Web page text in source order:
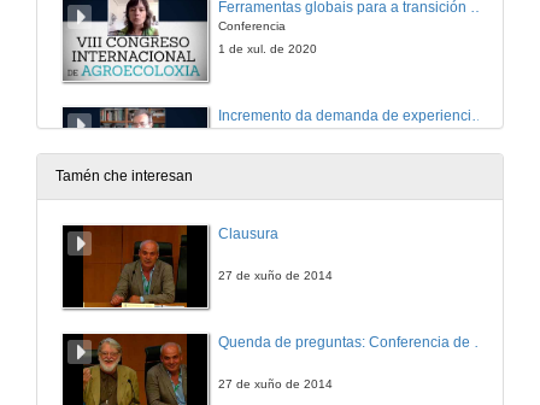
Ferramentas globais para a transición agroecolóxica local
Conferencia
1 de xul. de 2020
Conferencia
1 de xul. de 2020
Conferencia
Conferencia
Tamén che interesan
Clausura
27 de xuño de 2014
27 de xuño de 2014